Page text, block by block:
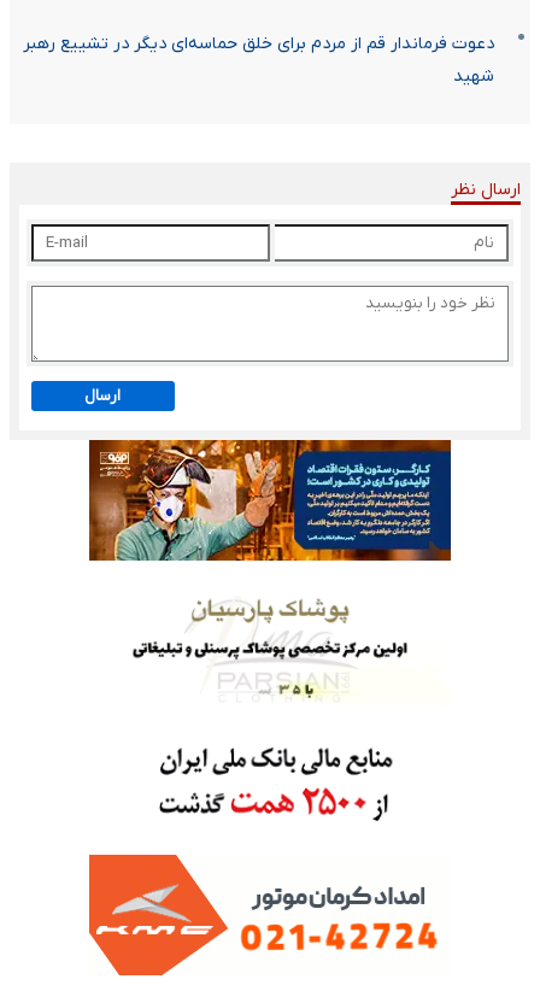
دعوت فرماندار قم از مردم برای خلق حماسه‌ای دیگر در تشییع رهبر
شهید
ارسال نظر
ارسال